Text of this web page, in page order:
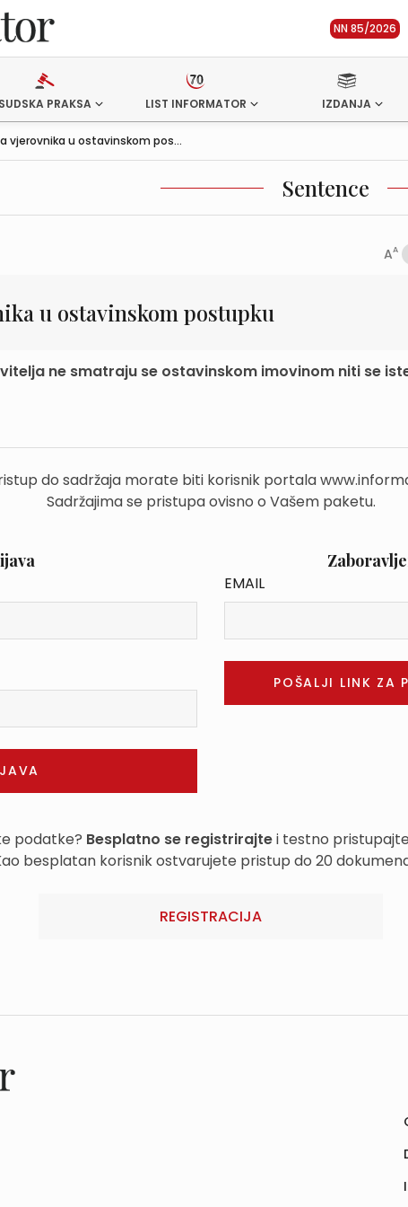
NN 85/2026
SUDSKA PRAKSA LIST INFORMATOR IZDANJA
vjerovnika u ostavinskom pos...
Sentence
AA
u ostavinskom postupku
ne smatraju se ostavinskom imovinom niti se
do sadržaja morate biti korisnik portala
Sadržajima se pristupa ovisno o Vašem paketu.
EMAIL
podatke? Besplatno se registrirajtei testno
besplatan korisnik ostvarujete pristup do 20
REGISTRACIJA